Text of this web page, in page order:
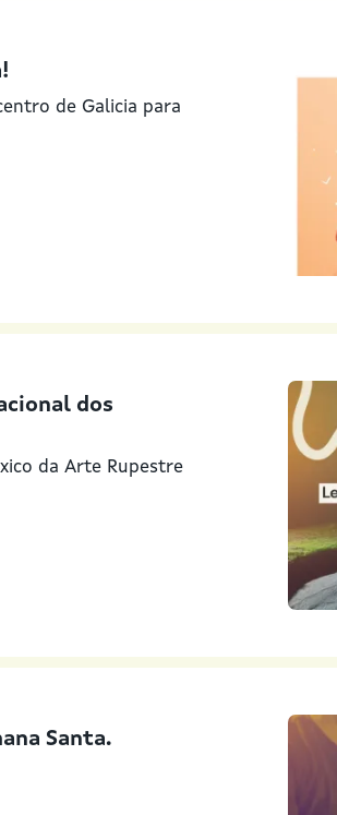
de Galicia para
dos
da Arte Rupestre
Santa.